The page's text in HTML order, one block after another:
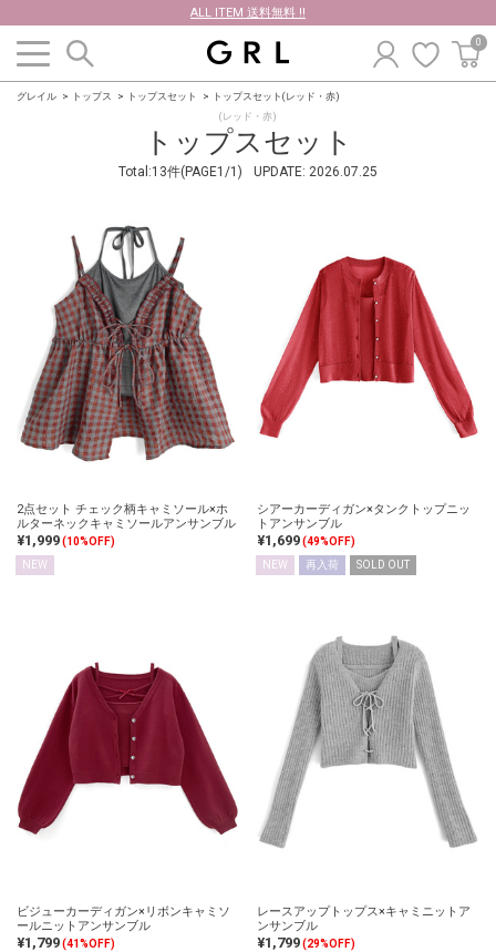
ALL ITEM 送料無料 !!
0
グレイル トップス トップスセット トップスセット(レッド・赤)
トップスセット
(レッド・赤)
Total:13件(PAGE1/1) UPDATE: 2026.07.25
2点セット チェック柄キャミソール×ホ
ルターネックキャミソールアンサンブル
¥1,999(10%OFF)
NEW
シアーカーディガン×タンクトップニッ
トアンサンブル
¥1,699(49%OFF)
NEW
再入荷 SOLD OUT
ビジューカーディガン×リボンキャミソ
ールニットアンサンブル
¥1,799(41%OFF)
レースアップトップス×キャミニットア
ンサンブル
¥1,799(29%OFF)